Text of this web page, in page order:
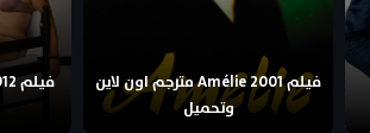
فيلم Amélie 2001 مترجم اون لاين
وتحميل